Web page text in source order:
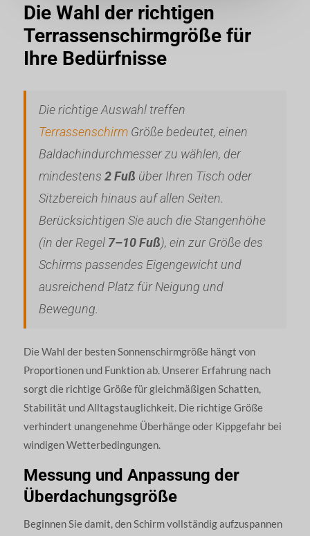
Die Wahl der richtigen
Terrassenschirmgröße für
Ihre Bedürfnisse
Die richtige Auswahl treffen
TerrassenschirmGröße bedeutet, einen
Baldachindurchmesser zu wählen, der
mindestens 2 Fuß über Ihren Tisch oder
Sitzbereich hinaus auf allen Seiten.
Berücksichtigen Sie auch die Stangenhöhe
(in der Regel 7–10 Fuß), ein zur Größe des
Schirms passendes Eigengewicht und
ausreichend Platz für Neigung und
Bewegung.
Die Wahl der besten Sonnenschirmgröße hängt von
Proportionen und Funktion ab. Unserer Erfahrung nach
sorgt die richtige Größe für gleichmäßigen Schatten,
Stabilität und Alltagstauglichkeit. Die richtige Größe
verhindert unangenehme Überhänge oder Kippgefahr bei
windigen Wetterbedingungen.
Messung und Anpassung der
Überdachungsgröße
Beginnen Sie damit, den Schirm vollständig aufzuspannen